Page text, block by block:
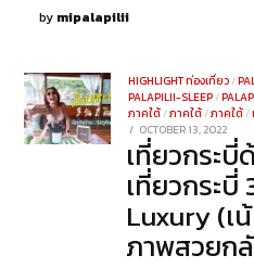
by mipalapilii
HIGHLIGHT ท่องเที่ยว /
PALAPILII-SLEEP /
ภาคใต้ /ภาคใต้ /ภาคใต้ /
POSTED
ON
OCTOBER 13, 2022
14,
2022
เที่ยวกระบี่
เที่ยวกระ
Luxury (เ
ภาพสวยก